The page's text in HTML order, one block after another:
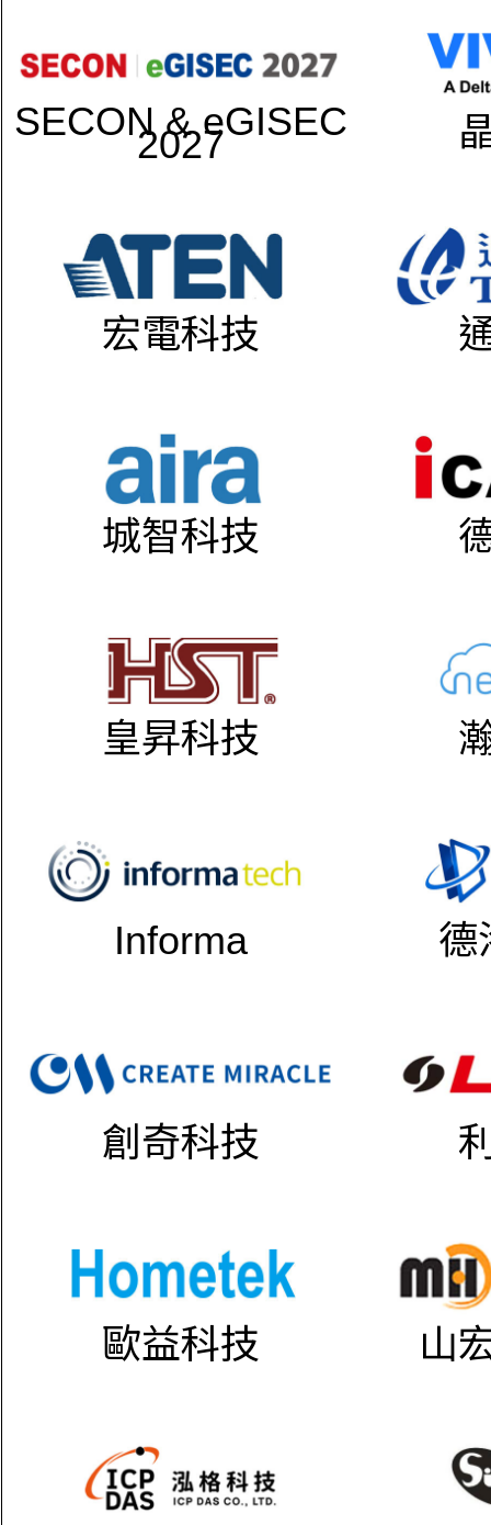
SECON & eGISEC
2027
宏電科技
城智科技
皇昇科技
Informa 德
創奇科技
歐益科技 山